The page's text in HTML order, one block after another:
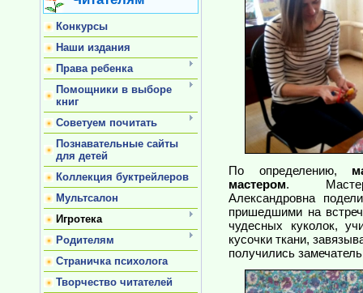
Конкурсы
Наши издания
Права ребенка
Помощники в выборе
книг
Советуем почитать
Познавательные сайты
для детей
Коллекция буктрейлеров
Мультсалон
Игротека
Родителям
Страничка психолога
Творчество читателей
По определению,
мастером.
Александровна
пришедшими на
чудесных куколок,
кусочки ткани,
получились